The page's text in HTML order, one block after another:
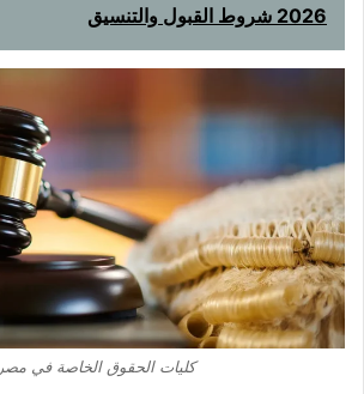
2026 شروط القبول والتنسيق
كليات الحقوق الخاصة في مصر